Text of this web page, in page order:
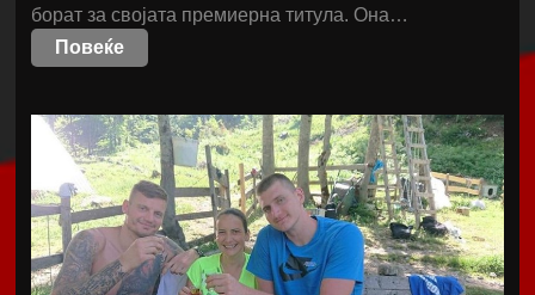
борат за својата премиерна титула. Она…
Повеќе